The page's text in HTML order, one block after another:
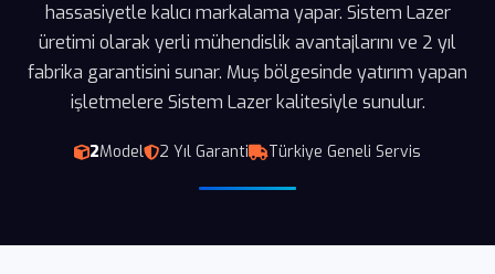
hassasiyetle kalıcı markalama yapar. Sistem Lazer
üretimi olarak yerli mühendislik avantajlarını ve 2 yıl
fabrika garantisini sunar. Muş bölgesinde yatırım yapan
işletmelere Sistem Lazer kalitesiyle sunulur.
2Model 2 Yıl Garanti Türkiye Geneli Servis